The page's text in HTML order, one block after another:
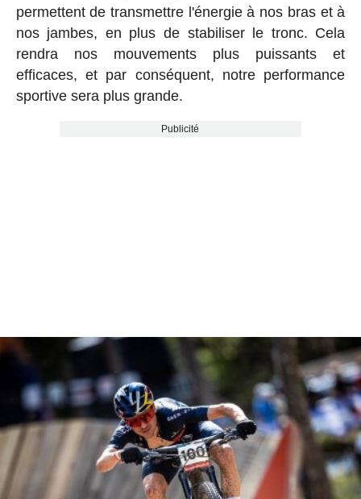
permettent de transmettre l'énergie à nos bras et à
nos jambes, en plus de stabiliser le tronc. Cela
rendra nos mouvements plus puissants et
efficaces, et par conséquent, notre performance
sportive sera plus grande.
Publicité